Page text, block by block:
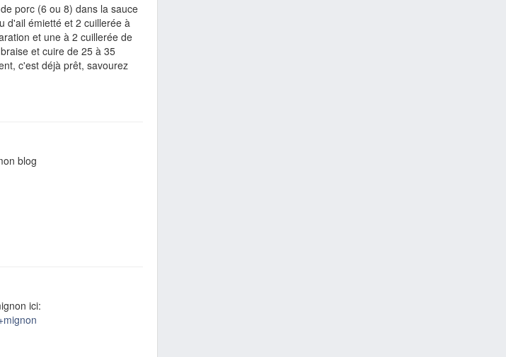
porc (6 ou 8) dans la sauce
d'ail émietté et 2 cuillerée à
et une à 2 cuillerée de
et cuire de 25 à 35
c'est déjà prêt, savourez
blog
ici: